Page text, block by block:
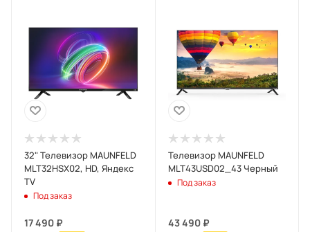
32" Телевизор MAUNFELD
MLT32HSX02, HD, Яндекс
TV
Под заказ
17 490 ₽
Телевизор MAUNFELD
MLT43USD02_43 Черный
Под заказ
43 490₽